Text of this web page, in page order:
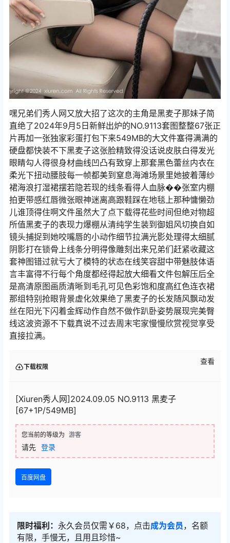
嘿兄弟们秀人网又放大招了这次的主角是黑麦子那妹子简
直绝了2024年9月5日新鲜出炉的NO.9113套图整整67张正
片再加一张独家彩蛋打包下来549MB的大文件塞得满满的
硬盘都快装不下黑麦子这张脸精致得没话说皮肤白得发光
眼睛勾人得很身材曲线凹凸有致穿上那套黑色蕾丝内衣在
柔光下扭动腰肢每一帧都美到窒息海滩场景里她披着薄纱
裙海浪打湿裙摆若隐若现的线条看得人血脉��张室内棚
拍更带感红唇微张眼神迷离高跟鞋踩在地毯上那种慵懒劲
儿谁顶得住啊文件虽然大了点下载得花些时间但绝对物超
所值黑麦子的表现力爆棚从清纯学生装到御姐风切换自如
镜头捕捉到她咬嘴唇的小动作细节拉满光影处理得太细腻
阴影打在锁骨上线条分明得像雕刻出来兄弟们赶紧收藏这
套神图错过就亏大了模特的状态在线笑容甜中带魅肢体语
言丰富得不行每个角度都经得起放大细看文件包解压后全
是高清原图画质清晰到毛孔可见色彩饱和度高红色连衣裙
那组特别抢眼背景虚化效果绝了黑麦子的长发随风飘动发
丝在阳光下闪着金辉动作自然不做作趴卧姿势展现完美臀
线这波资源不下载真说不过去周末宅家慢慢欣赏视觉享受
直接拉满。
下载权限
查看
[Xiuren秀人网]2024.09.05 NO.9113 黑麦子
[67+1P/549MB]
您当前的等级为 游客
请先 登录
百度网盘
限时福利： 永久会员仅需￥68，点击成为会员 ，名额
有限，手慢无，且用且珍惜~